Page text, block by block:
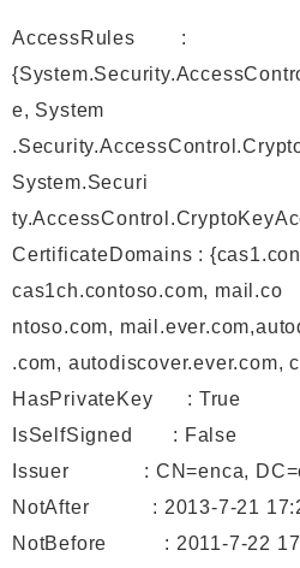
AccessRules :
e, System
System.Securi
CertificateDomains :
cas1ch.contoso.com, mail.co
ntoso.com,
.com, autodiscover.ever.com,
HasPrivateKey : True
IsSelfSigned : False
Issuer : CN=enca,
NotAfter : 2013-7-21
NotBefore : 2011-7-22